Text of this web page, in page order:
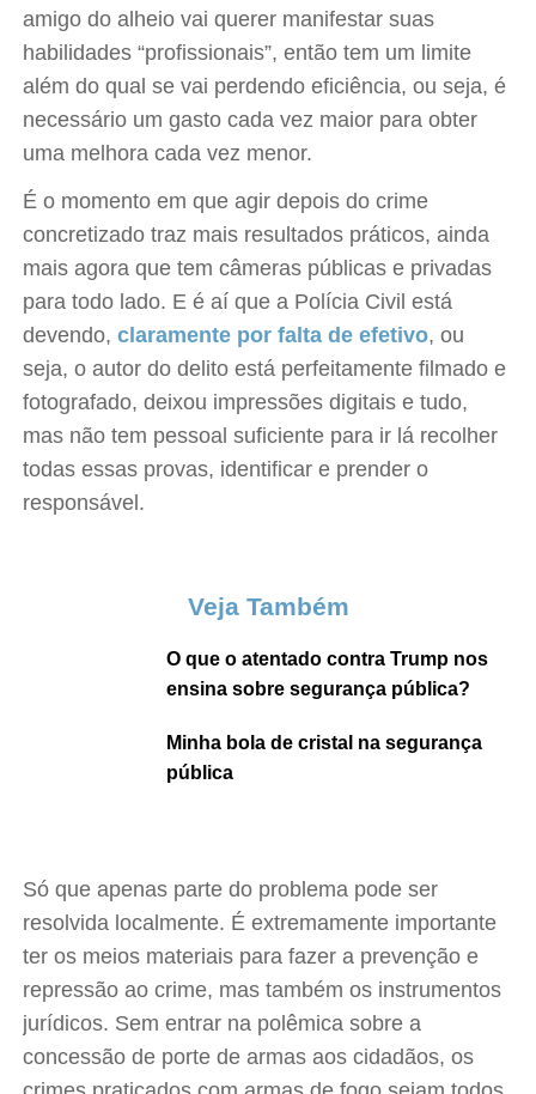
amigo do alheio vai querer manifestar suas
habilidades “profissionais”, então tem um limite
além do qual se vai perdendo eficiência, ou seja, é
necessário um gasto cada vez maior para obter
uma melhora cada vez menor.
É o momento em que agir depois do crime
concretizado traz mais resultados práticos, ainda
mais agora que tem câmeras públicas e privadas
para todo lado. E é aí que a Polícia Civil está
devendo,claramente por falta de efetivo, ou
seja, o autor do delito está perfeitamente filmado e
fotografado, deixou impressões digitais e tudo,
mas não tem pessoal suficiente para ir lá recolher
todas essas provas, identificar e prender o
responsável.
Veja Também
O que o atentado contra Trump nos
ensina sobre segurança pública?
Minha bola de cristal na segurança
pública
Só que apenas parte do problema pode ser
resolvida localmente. É extremamente importante
ter os meios materiais para fazer a prevenção e
repressão ao crime, mas também os instrumentos
jurídicos. Sem entrar na polêmica sobre a
concessão de porte de armas aos cidadãos, os